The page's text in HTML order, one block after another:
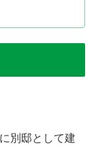
別邸として建